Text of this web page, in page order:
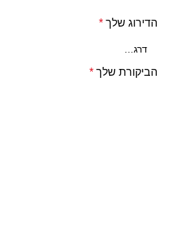
הדירוג שלך *
הביקורת שלך *